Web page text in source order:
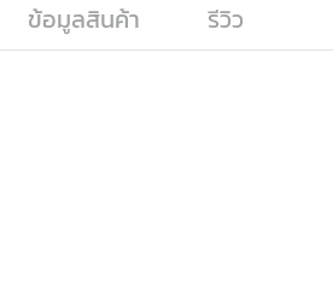
ข้อมูลสินค้า รีวิว